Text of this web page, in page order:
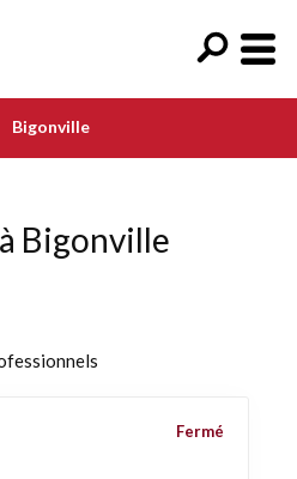
Bigonville
Bigonville
Fermé